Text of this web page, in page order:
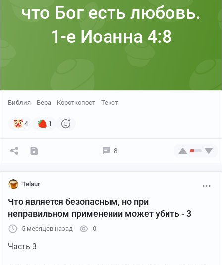
что Бог есть любовь.
1-е Иоанна 4:8
Библия Вера Короткопост Текст
4 1
8
Telaur
Что является безопасным, но при
неправильном применении может убить - 3
5 месяцев назад 0
Часть 3